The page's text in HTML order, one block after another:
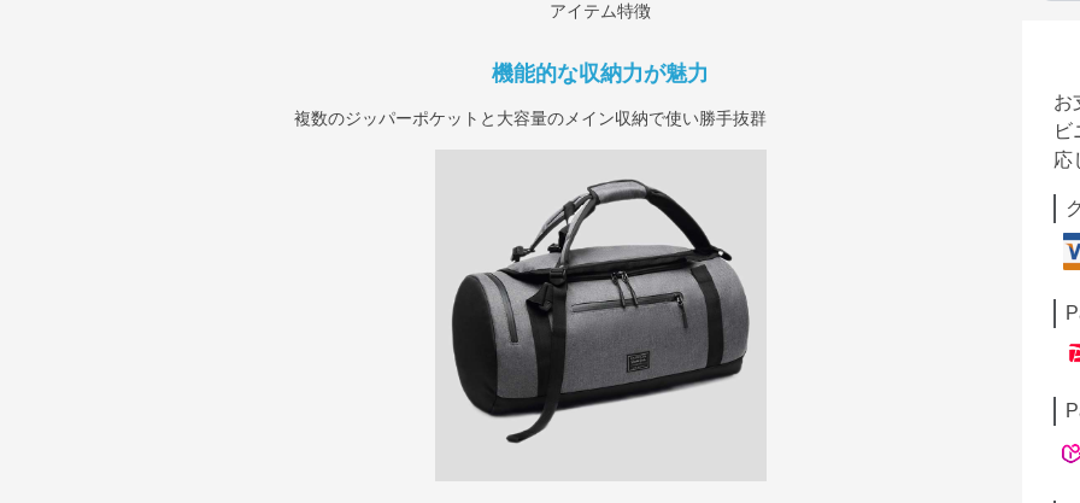
アイテム特徴
機能的な収納力が魅力
複数のジッパーポケットと大容量のメイン収納で使い勝手抜群
お
ビ
応